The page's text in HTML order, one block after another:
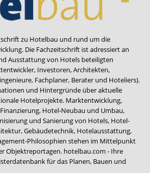
zu Hotelbau und rund um die
Die Fachzeitschrift ist adressiert an
Ausstattung von Hotels beteiligten
Investoren, Architekten,
Fachplaner, Berater und Hoteliers).
und Hintergründe über aktuelle
Hotelprojekte. Marktentwicklung,
Hotel-Neubau und Umbau,
und Sanierung von Hotels, Hotel-
Gebäudetechnik, Hotelausstattung,
Philosophien stehen im Mittelpunkt
Objektreportagen. hotelbau.com - Ihre
für das Planen, Bauen und